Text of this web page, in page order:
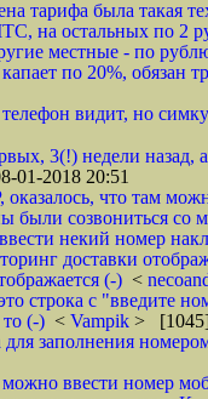
тарифа была такая
на остальных по 2
местные - по
по 20%, обязан
видит, но
3(!) недели назад,
2018 20:51
что там
были созвониться со
некий номер
доставки
(-) <
строка с "введите
(-) < Vampik >
для заполнения
можно ввести номер